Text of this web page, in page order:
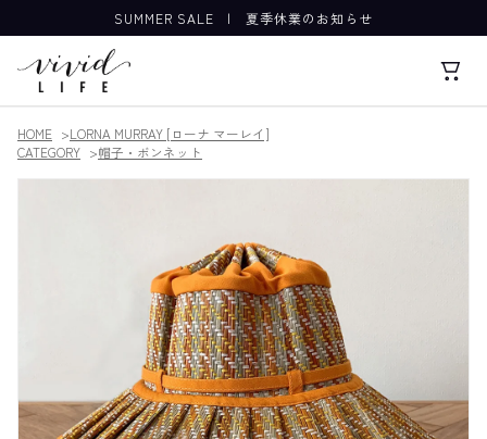
SUMMER SALE |夏季休業のお知らせ
HOME
LORNA MURRAY [ローナ マーレイ]
CATEGORY
帽子・ボンネット